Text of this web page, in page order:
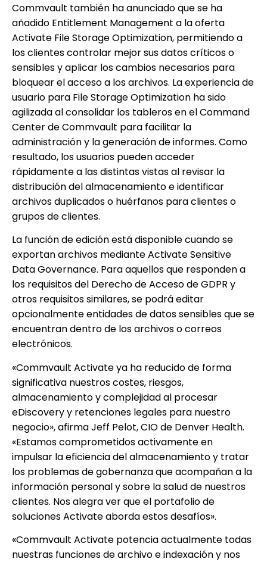
Commvault también ha anunciado que se ha
añadido Entitlement Management a la oferta
Activate File Storage Optimization, permitiendo a
los clientes controlar mejor sus datos críticos o
sensibles y aplicar los cambios necesarios para
bloquear el acceso a los archivos. La experiencia de
usuario para File Storage Optimization ha sido
agilizada al consolidar los tableros en el Command
Center de Commvault para facilitar la
administración y la generación de informes. Como
resultado, los usuarios pueden acceder
rápidamente a las distintas vistas al revisar la
distribución del almacenamiento e identificar
archivos duplicados o huérfanos para clientes o
grupos de clientes.
La función de edición está disponible cuando se
exportan archivos mediante Activate Sensitive
Data Governance. Para aquellos que responden a
los requisitos del Derecho de Acceso de GDPR y
otros requisitos similares, se podrá editar
opcionalmente entidades de datos sensibles que se
encuentran dentro de los archivos o correos
electrónicos.
«Commvault Activate ya ha reducido de forma
significativa nuestros costes, riesgos,
almacenamiento y complejidad al procesar
eDiscovery y retenciones legales para nuestro
negocio», afirma Jeff Pelot, CIO de Denver Health.
«Estamos comprometidos activamente en
impulsar la eficiencia del almacenamiento y tratar
los problemas de gobernanza que acompañan a la
información personal y sobre la salud de nuestros
clientes. Nos alegra ver que el portafolio de
soluciones Activate aborda estos desafíos».
«Commvault Activate potencia actualmente todas
nuestras funciones de archivo e indexación y nos